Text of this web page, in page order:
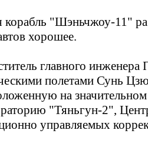
корабль "Шэньчжоу-11"
хорошее.
главного инженера
полетами Сунь
на
"Тяньгун-2",
управляемых